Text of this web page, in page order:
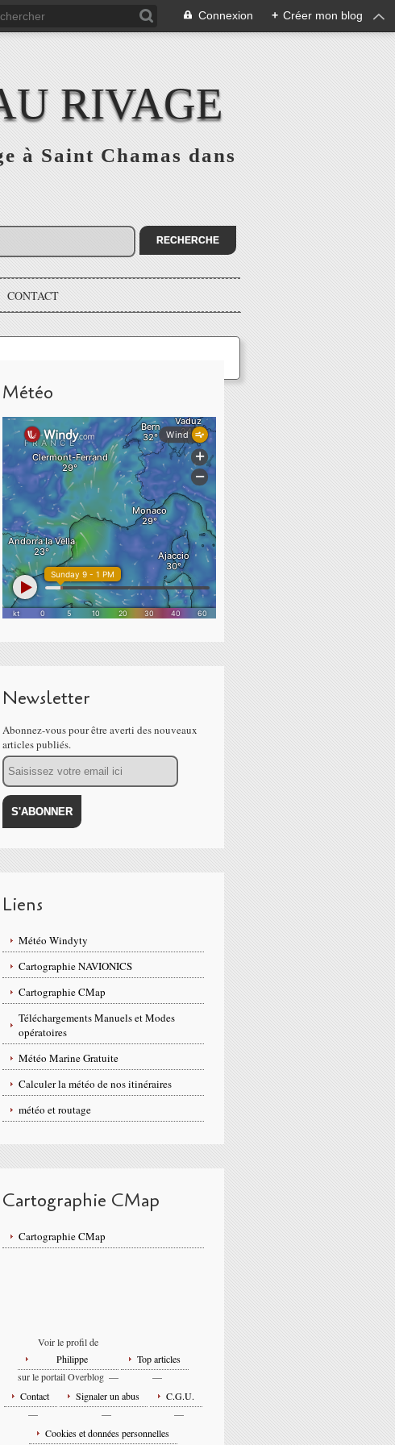
Connexion + Créer mon blog
RIVAGE
à Saint Chamas dans
CONTACT
Météo
Newsletter
Abonnez-vous pour être averti des nouveaux
articles publiés.
Email
Liens
Météo Windyty
Cartographie NAVIONICS
Cartographie CMap
Téléchargements Manuels et Modes
opératoires
Météo Marine Gratuite
Calculer la météo de nos itinéraires
météo et routage
Cartographie CMap
Cartographie CMap
Voir le profil de
Philippe
sur le portail Overblog
Top articles
Contact Signaler un abus C.G.U.
Cookies et données personnelles